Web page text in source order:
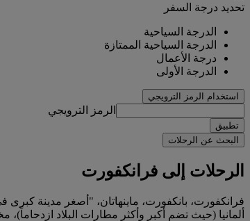
تحديد درجة السفر
الدرجة السياحية
الدرجة السياحية الممتازة
درجة الأعمال
الدرجة الأولى
استخدام الرمز الترويجي
الرمز الترويجي
تطبيق
البحث عن الرحلات
الرحلات إلى فرانكفورت
فرانكفورت، بانكفورت، ماينهاتان، "أصغر مدينة كبرى
ألمانيا (حيث تضم أكبر وأكثر مطارات البلاد